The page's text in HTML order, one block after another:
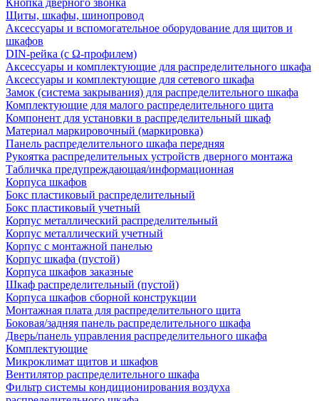
Кнопка дверного звонка
Щиты, шкафы, шинопровод
Аксессуары и вспомогательное оборудование для щитов и
шкафов
DIN-рейка (с Ω-профилем)
Аксессуары и комплектующие для распределительного шкафа
Аксессуары и комплектующие для сетевого шкафа
Замок (система закрывания) для распределительного шкафа
Комплектующие для малого распределительного щита
Компонент для установки в распределительный шкаф
Материал маркировочный (маркировка)
Панель распределительного шкафа передняя
Рукоятка распределительных устройств дверного монтажа
Табличка предупреждающая/информационная
Корпуса шкафов
Бокс пластиковый распределительный
Бокс пластиковый учетный
Корпус металлический распределительный
Корпус металлический учетный
Корпус с монтажной панелью
Корпус шкафа (пустой)
Корпуса шкафов заказные
Шкаф распределительный (пустой)
Корпуса шкафов сборной конструкции
Монтажная плата для распределительного щита
Боковая/задняя панель распределительного шкафа
Дверь/панель управления распределительного шкафа
Комплектующие
Микроклимат щитов и шкафов
Вентилятор распределительного шкафа
Фильтр системы кондиционирования воздуха